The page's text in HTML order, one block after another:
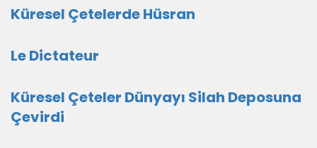
Küresel Çetelerde Hüsran
Le Dictateur
Küresel Çeteler Dünyayı Silah Deposuna
Çevirdi